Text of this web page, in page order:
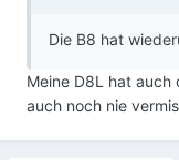
Die B8 hat
Meine D8L hat
auch noch nie